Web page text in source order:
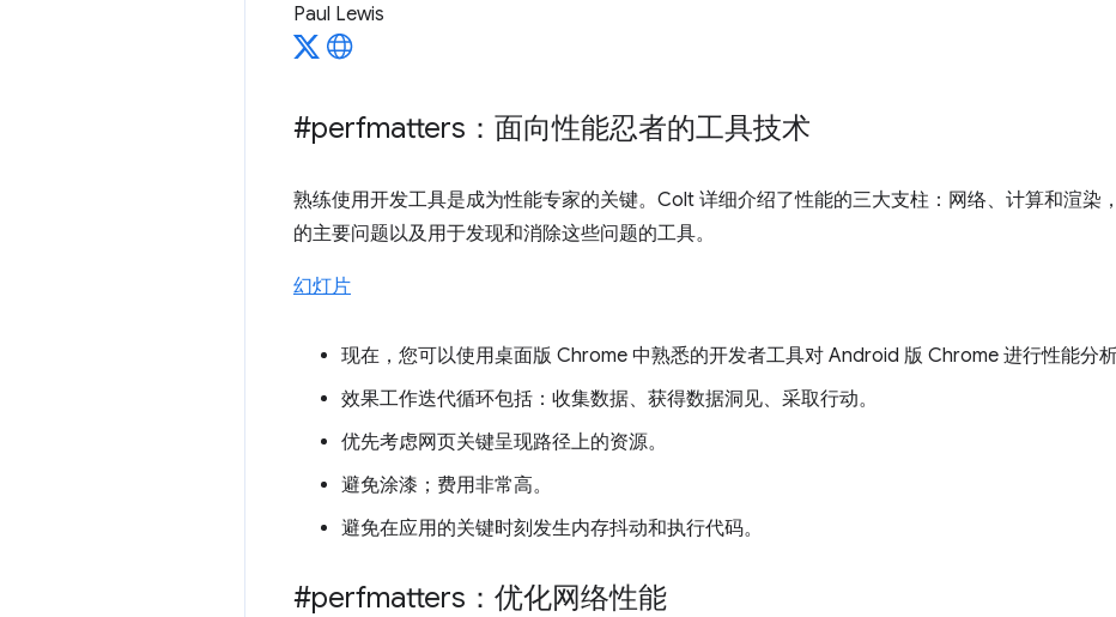
Paul Lewis
#perfmatters：面向性能忍者的工具技术
熟练使用开发工具是成为性能专家的关键。Colt 详细介绍了性能的三大支柱：网络、计算和渲染
的主要问题以及用于发现和消除这些问题的工具。
幻灯片
现在，您可以使用桌面版 Chrome 中熟悉的开发者工具对 Android 版 Chrome 进行性能分析
效果工作迭代循环包括：收集数据、获得数据洞见、采取行动。
优先考虑网页关键呈现路径上的资源。
避免涂漆；费用非常高。
避免在应用的关键时刻发生内存抖动和执行代码。
#perfmatters：优化网络性能